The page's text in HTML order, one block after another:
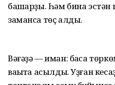
башҡарҙы. Һәм бина
заманса төҫ алды.
Вәғәҙә — иман: баҡса
ваҡытҡа асылды. Уҙған